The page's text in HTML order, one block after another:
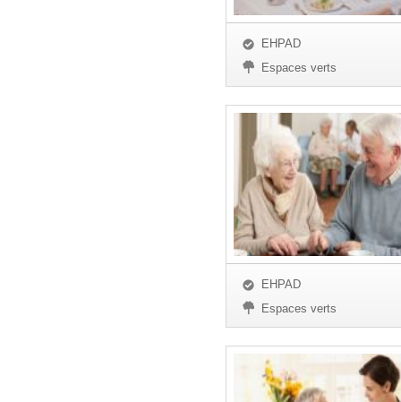
EHPAD
Espaces verts
EHPAD
Espaces verts